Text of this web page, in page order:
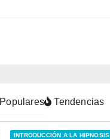
Populares Tendencias
INTRODUCCIÓN A LA HIPNOSIS